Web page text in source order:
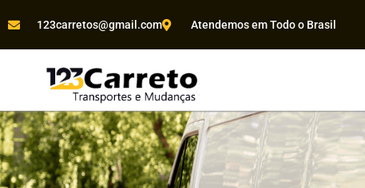
123carretos@gmail.com Atendemos em Todo o Brasil